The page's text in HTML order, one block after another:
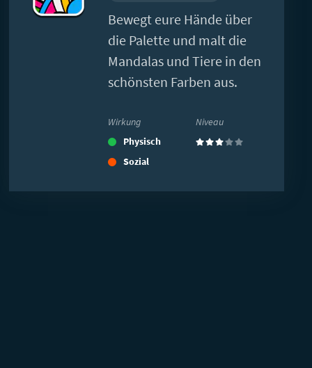
Bewegt eure Hände über
die Palette und malt die
Mandalas und Tiere in den
schönsten Farben aus.
Wirkung
Physisch
Sozial
Niveau
(3)